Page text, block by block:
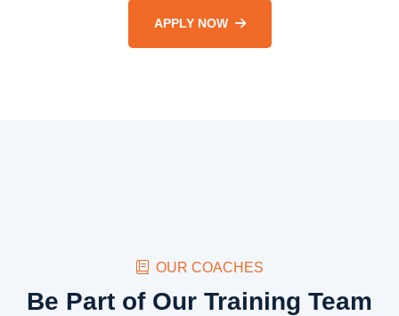
APPLY NOW
OUR COACHES
Be Part of Our Training Team